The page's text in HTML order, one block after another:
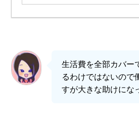
生活費を全部カバー
るわけではないので
すが大きな助けにな